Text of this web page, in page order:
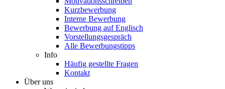
Kurzbewerbung
Interne Bewerbung
Bewerbung auf Englisch
Vorstellungsgespräch
Alle Bewerbungstipps
Info
Häufig gestellte Fragen
Kontakt
Über uns